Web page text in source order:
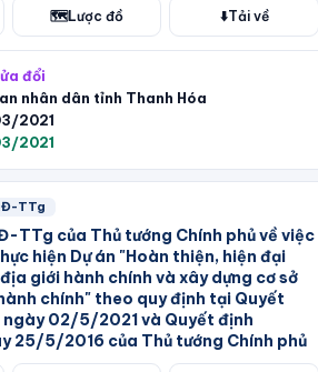
🗺️Lược đồ ⬇️Tải về
đổi
nhân dân tỉnh Thanh Hóa
2021
2021
TTg
TTg của Thủ tướng Chính phủ về việc
hiện Dự án "Hoàn thiện, hiện đại
giới hành chính và xây dựng cơ sở
chính" theo quy định tại Quyết
02/5/2021 và Quyết định
25/5/2016 của Thủ tướng Chính phủ